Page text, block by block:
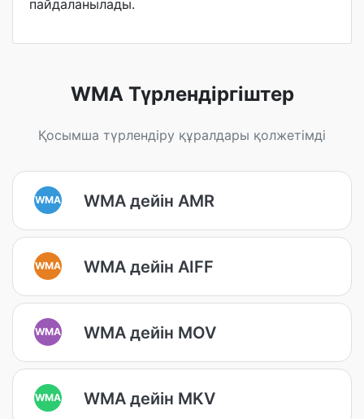
пайдаланылады.
WMA Түрлендіргіштер
Қосымша түрлендіру құралдары қолжетімді
WMA WMA дейін AMR
WMA WMA дейін AIFF
WMA WMA дейін MOV
WMA WMA дейін MKV